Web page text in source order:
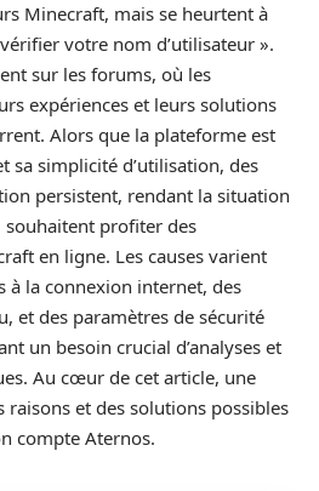
Minecraft, mais se heurtent à
votre nom d’utilisateur ».
sur les forums, où les
expériences et leurs solutions
Alors que la plateforme est
sa simplicité d’utilisation, des
persistent, rendant la situation
profiter des
en ligne. Les causes varient
à la connexion internet, des
et des paramètres de sécurité
un besoin crucial d’analyses et
Au cœur de cet article, une
et des solutions possibles
compte Aternos.